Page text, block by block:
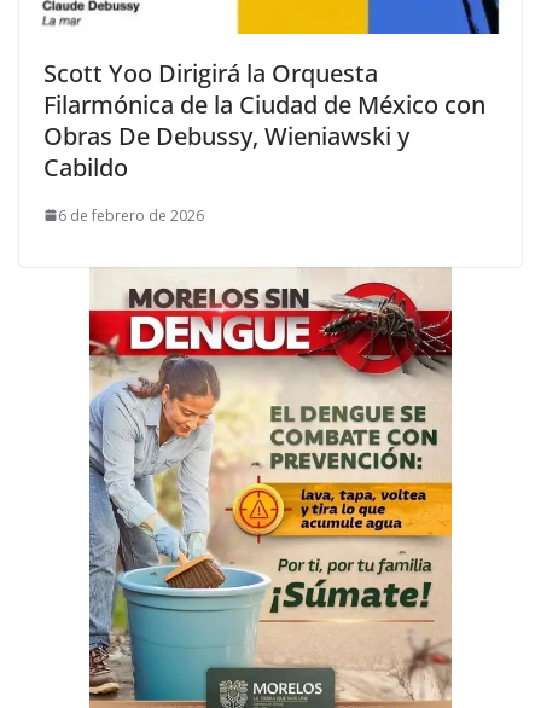
Scott Yoo Dirigirá la Orquesta
Filarmónica de la Ciudad de México con
Obras De Debussy, Wieniawski y
Cabildo
6 de febrero de 2026